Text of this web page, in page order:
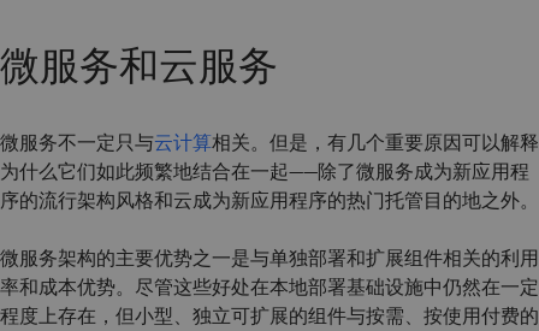
微服务和云服务
微服务不一定只与云计算相关。但是，有几个重要原因可以解释
为什么它们如此频繁地结合在一起——除了微服务成为新应用程
序的流行架构风格和云成为新应用程序的热门托管目的地之外。
微服务架构的主要优势之一是与单独部署和扩展组件相关的利用
率和成本优势。尽管这些好处在本地部署基础设施中仍然在一定
程度上存在，但小型、独立可扩展的组件与按需、按使用付费的